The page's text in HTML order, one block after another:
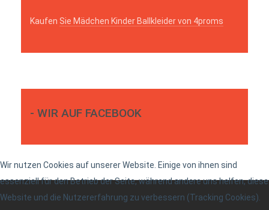
Kaufen Sie Mädchen Kinder Ballkleider von 4proms
- WIR AUF FACEBOOK
Wir nutzen Cookies auf unserer Website. Einige von ihnen sind
essenziell für den Betrieb der Seite, während andere uns helfen, diese
Website und die Nutzererfahrung zu verbessern (Tracking Cookies).